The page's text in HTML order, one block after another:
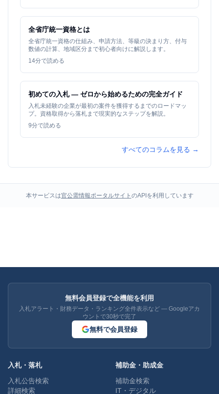
全省庁統一資格とは
全省庁統一資格の仕組み、申請方法、等級の決まり方、付与
数値の計算、地域区分まで初心者向けに解説します。
14分で読める
初めての入札 — ゼロから始めるための完全ガイド
入札未経験の企業が最初の案件を獲得するまでのロードマッ
プ。資格取得から落札まで現実的なステップを解説。
9分で読める
すべてのコラムを見る →
本サービスは官公需情報ポータルサイト のAPIを利用しています
無料会員登録で全機能を利用
入札アラート・財務データ・ランキング全件表示など — Googleアカ
ウントで30秒で完了
無料で会員登録
入札・落札
入札公告検索
詳細検索
補助金・助成金
補助金検索
IT・デジタル